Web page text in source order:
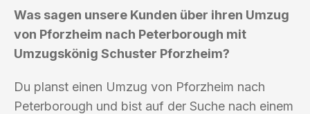
Was sagen unsere Kunden über ihren Umzug
von Pforzheim nach Peterborough mit
Umzugskönig Schuster Pforzheim?
Du planst einen Umzug von Pforzheim nach
Peterborough und bist auf der Suche nach einem